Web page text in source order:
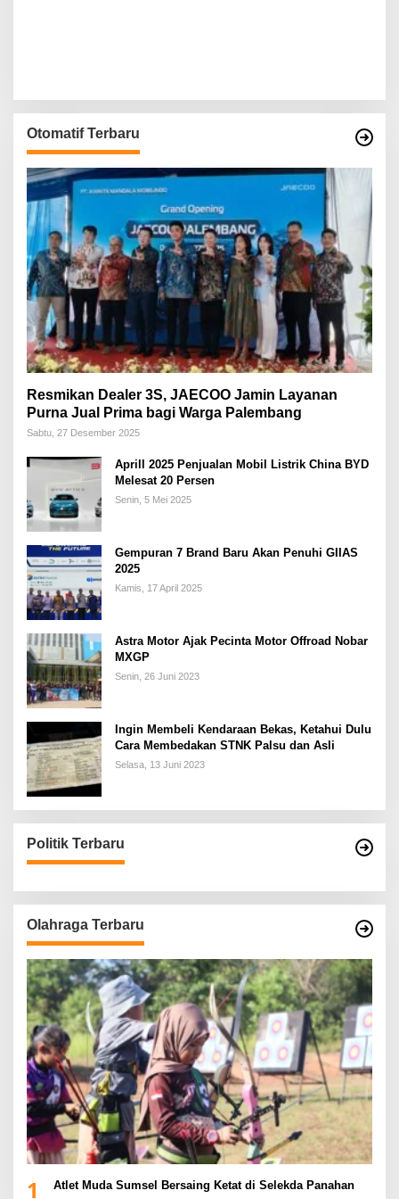
Otomatif Terbaru
Resmikan Dealer 3S, JAECOO Jamin Layanan
Purna Jual Prima bagi Warga Palembang
Sabtu, 27 Desember 2025
Aprill 2025 Penjualan Mobil Listrik China BYD
Melesat 20 Persen
Senin, 5 Mei 2025
Gempuran 7 Brand Baru Akan Penuhi GIIAS
2025
Kamis, 17 April 2025
Astra Motor Ajak Pecinta Motor Offroad Nobar
MXGP
Senin, 26 Juni 2023
Ingin Membeli Kendaraan Bekas, Ketahui Dulu
Cara Membedakan STNK Palsu dan Asli
Selasa, 13 Juni 2023
Politik Terbaru
Olahraga Terbaru
1 Atlet Muda Sumsel Bersaing Ketat di Selekda Panahan